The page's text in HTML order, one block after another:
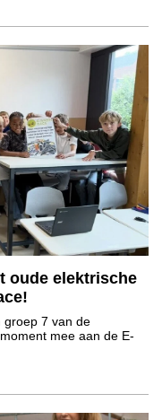
oude elektrische
groep 7 van de
mee aan de E-